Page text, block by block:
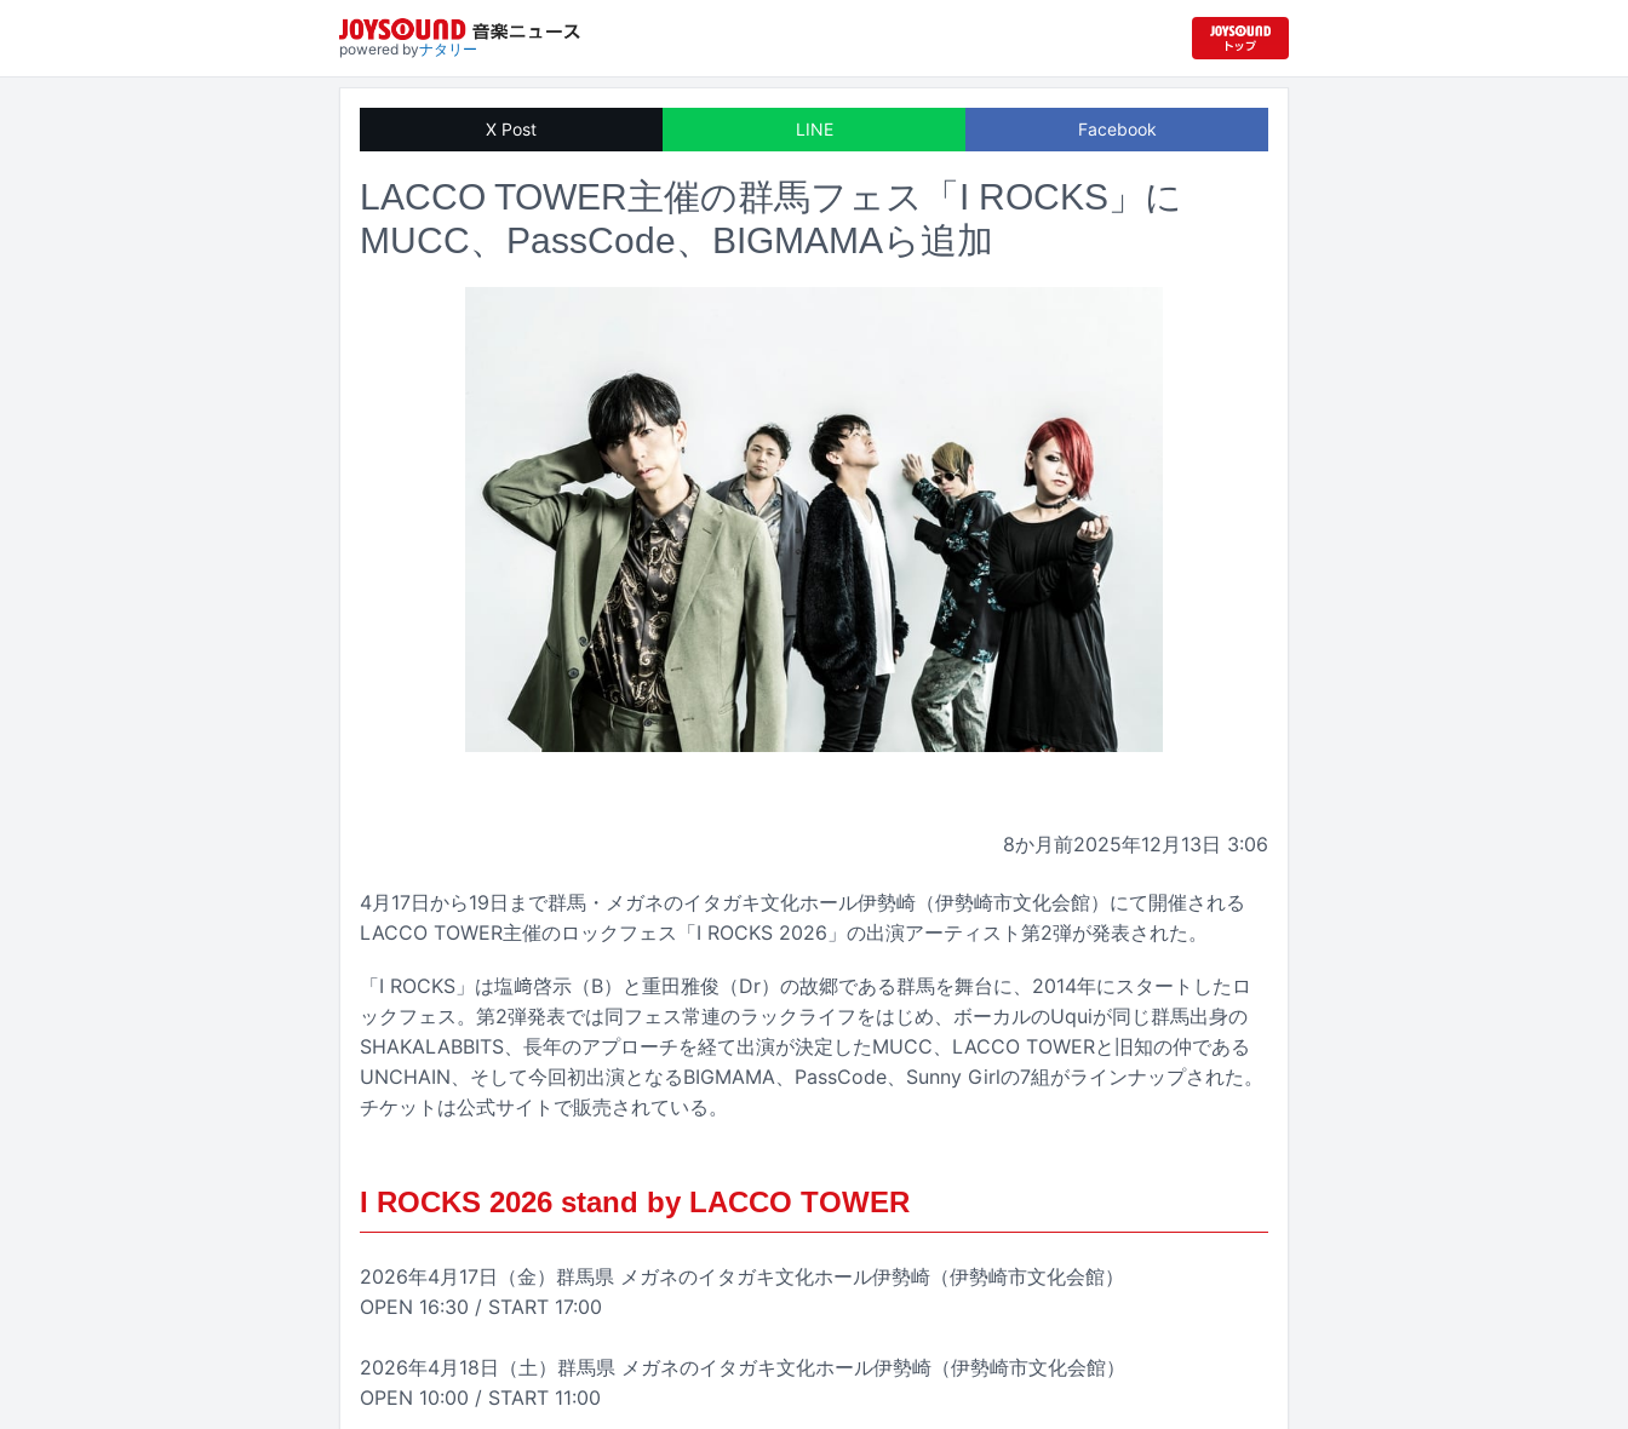
powered byナタリー
X Post LINE Facebook
LACCO TOWER主催の群馬フェス「I ROCKS」に
MUCC、PassCode、BIGMAMAら追加
8か月前2025年12月13日 3:06
4月17日から19日まで群馬・メガネのイタガキ文化ホール伊勢崎（伊勢崎市文化会館）にて開催される
LACCO TOWER主催のロックフェス「I ROCKS 2026」の出演アーティスト第2弾が発表された。
「I ROCKS」は塩﨑啓示（B）と重田雅俊（Dr）の故郷である群馬を舞台に、2014年にスタートしたロ
ックフェス。第2弾発表では同フェス常連のラックライフをはじめ、ボーカルのUquiが同じ群馬出身の
SHAKALABBITS、長年のアプローチを経て出演が決定したMUCC、LACCO TOWERと旧知の仲である
UNCHAIN、そして今回初出演となるBIGMAMA、PassCode、Sunny Girlの7組がラインナップされた。
チケットは公式サイトで販売されている。
I ROCKS 2026 stand by LACCO TOWER
2026年4月17日（金）群馬県 メガネのイタガキ文化ホール伊勢崎（伊勢崎市文化会館）
OPEN 16:30 / START 17:00
2026年4月18日（土）群馬県 メガネのイタガキ文化ホール伊勢崎（伊勢崎市文化会館）
OPEN 10:00 / START 11:00